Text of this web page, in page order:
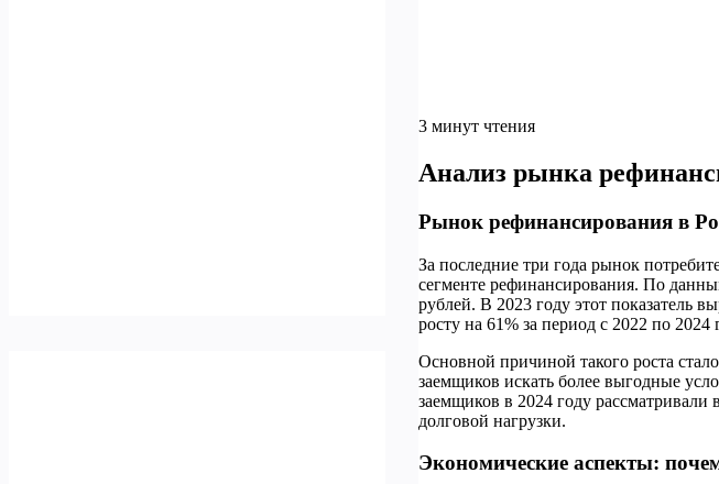
3 минут чтения
Анализ рынка
Рынок рефинансирования в
За последние три года рынок
сегменте рефинансирования. По
рублей. В 2023 году этот показатель
росту на 61% за период с 2022 по 2024
Основной причиной такого роста
заемщиков искать более выгодные
заемщиков в 2024 году
долговой нагрузки.
Экономические аспекты: